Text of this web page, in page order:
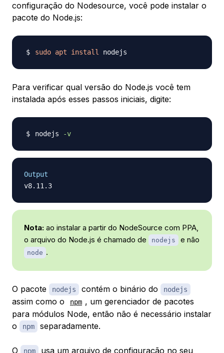
configuração do Nodesource, você pode instalar o
pacote do Node.js:
sudo apt install
Para verificar qual versão do Node.js você tem
instalada após esses passos iniciais, digite:
nodejs -v
Output
Nota: ao instalar a partir do NodeSource com PPA,
o arquivo do Node.js é chamado de
nodejs e não
node .
O pacote nodejs contém o binário do nodejs
assim como o npm , um gerenciador de pacotes
para módulos Node, então não é necessário instalar
o
npm separadamente.
O npm usa um arquivo de configuração no seu